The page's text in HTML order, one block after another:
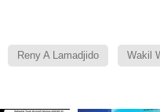
Reny A Lamadjido Wakil